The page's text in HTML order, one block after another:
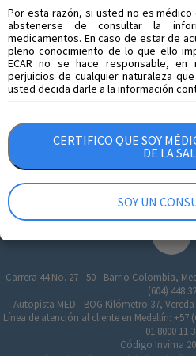
Por esta razón, si usted no es
abstenerse de consultar la
medicamentos. En caso de estar de
pleno conocimiento de lo que ello
ECAR no se hace responsable,
perjuicios de cualquier naturaleza
usted decida darle a la información
CERTIFICO QUE SOY
DE LA
SOY UN
No se encontraron
Panamá
Política de
© 2026 Copyright © Todos los Derechos
Carrera 44 No. 27 - 50 - Barrio Colombia,
(604) 448
Autopista MED - BOG Kilómetro 37,
Línea de atención al cliente en Medellín: +57
01 8000 11
Código Invima